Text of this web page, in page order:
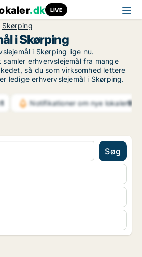
.dk LIVE
Skørping
i Skørping
i Skørping lige nu.
samler erhvervslejemål fra mange
så du som virksomhed lettere
ledige erhvervslejemål i Skørping.
1 Notifikationer om nye lokaler997
Søg